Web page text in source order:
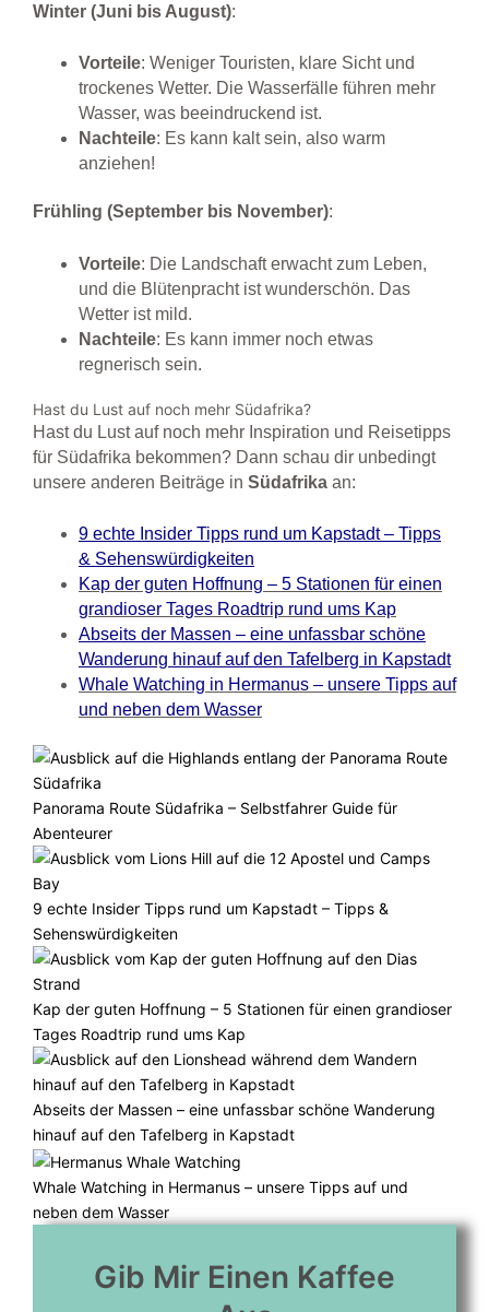
Winter (Juni bis August):
Vorteile: Weniger Touristen, klare Sicht und
trockenes Wetter. Die Wasserfälle führen mehr
Wasser, was beeindruckend ist.
Nachteile: Es kann kalt sein, also warm
anziehen!
Frühling (September bis November):
Vorteile: Die Landschaft erwacht zum Leben,
und die Blütenpracht ist wunderschön. Das
Wetter ist mild.
Nachteile: Es kann immer noch etwas
regnerisch sein.
Hast du Lust auf noch mehr Südafrika?
Hast du Lust auf noch mehr Inspiration und Reisetipps
für Südafrika bekommen? Dann schau dir unbedingt
unsere anderen Beiträge in Südafrika an:
9 echte Insider Tipps rund um Kapstadt – Tipps
& Sehenswürdigkeiten
Kap der guten Hoffnung – 5 Stationen für einen
grandioser Tages Roadtrip rund ums Kap
Abseits der Massen – eine unfassbar schöne
Wanderung hinauf auf den Tafelberg in Kapstadt
Whale Watching in Hermanus – unsere Tipps auf
und neben dem Wasser
Panorama Route Südafrika – Selbstfahrer Guide für
Abenteurer
9 echte Insider Tipps rund um Kapstadt – Tipps &
Sehenswürdigkeiten
Kap der guten Hoffnung – 5 Stationen für einen grandioser
Tages Roadtrip rund ums Kap
Abseits der Massen – eine unfassbar schöne Wanderung
hinauf auf den Tafelberg in Kapstadt
Whale Watching in Hermanus – unsere Tipps auf und
neben dem Wasser
Gib Mir Einen Kaffee